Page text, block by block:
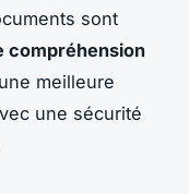
sont
compréhension
meilleure
une sécurité